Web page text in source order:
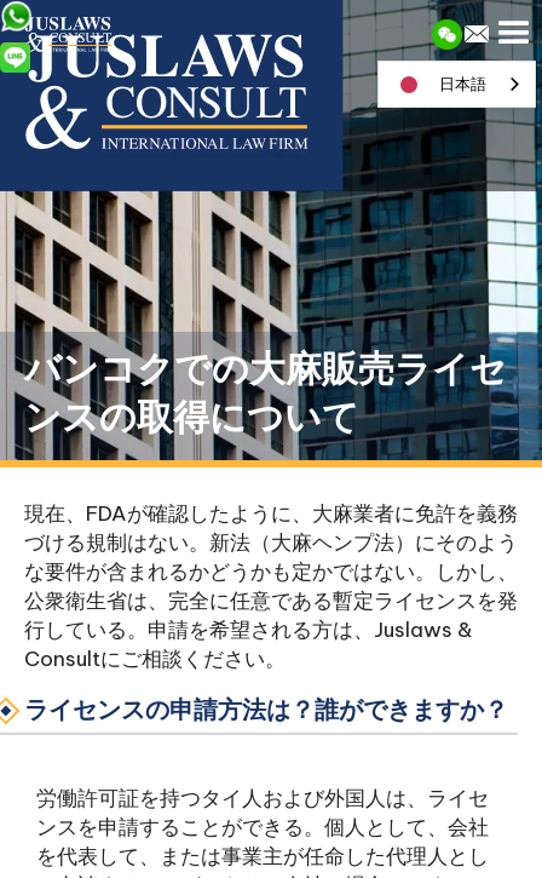
バンコクでの大麻販売ライセ
ンスの取得について
現在、FDAが確認したように、大麻業者に免許を義務
づける規制はない。新法（大麻ヘンプ法）にそのよう
な要件が含まれるかどうかも定かではない。しかし、
公衆衛生省は、完全に任意である暫定ライセンスを発
行している。申請を希望される方は、Juslaws &
Consultにご相談ください。
ライセンスの申請方法は？誰ができますか？
労働許可証を持つタイ人および外国人は、ライセ
ンスを申請することができる。個人として、会社
を代表して、または事業主が任命した代理人とし
日本語